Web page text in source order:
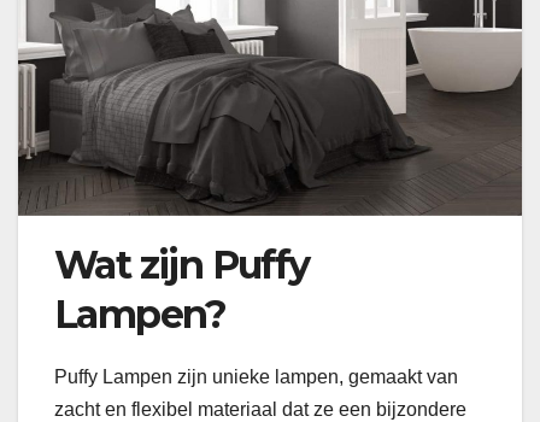
Wat zijn Puffy
Lampen?
Puffy Lampen zijn unieke lampen, gemaakt van
zacht en flexibel materiaal dat ze een bijzondere